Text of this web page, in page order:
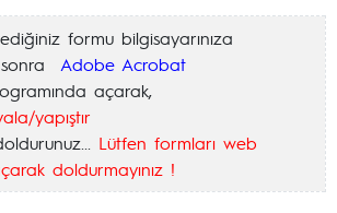
formu bilgisayarınıza
Adobe Acrobat
açarak,
yapıştır
Lütfen formları web
doldurmayınız !